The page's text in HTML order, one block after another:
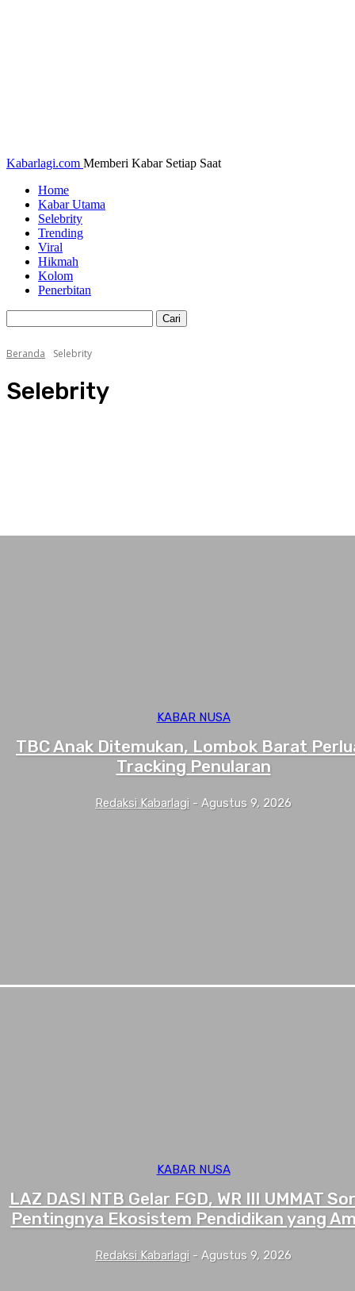
Kabarlagi.com Memberi Kabar Setiap Saat
Home
Kabar Utama
Selebrity
Trending
Viral
Hikmah
Kolom
Penerbitan
Beranda Selebrity
Selebrity
KABAR NUSA
TBC Anak Ditemukan, Lombok Barat
Tracking Penularan
Redaksi Kabarlagi - Agustus 9, 2026
KABAR NUSA
LAZ DASI NTB Gelar FGD, WR III UMMAT
Pentingnya Ekosistem Pendidikan yang
Redaksi Kabarlagi - Agustus 9, 2026